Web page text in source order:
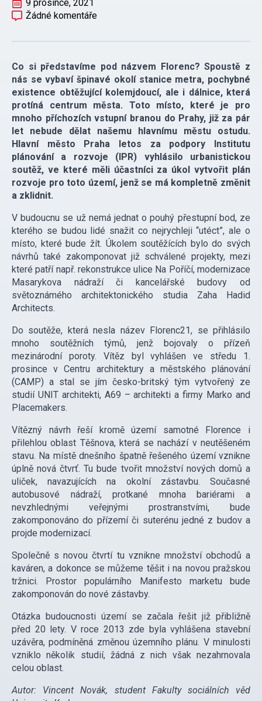
9 prosince, 2021
Žádné komentáře
Co si představíme pod názvem Florenc? Spoustě z
nás se vybaví špinavé okolí stanice metra, pochybné
existence obtěžující kolemjdoucí, ale i dálnice, která
protíná centrum města. Toto místo, které je pro
mnoho příchozích vstupní branou do Prahy, již za pár
let nebude dělat našemu hlavnímu městu ostudu.
Hlavní město Praha letos za podpory Institutu
plánování a rozvoje (IPR) vyhlásilo urbanistickou
soutěž, ve které měli účastníci za úkol vytvořit plán
rozvoje pro toto území, jenž se má kompletně změnit
a zklidnit.
V budoucnu se už nemá jednat o pouhý přestupní bod, ze
kterého se budou lidé snažit co nejrychleji “utéct”, ale o
místo, které bude žít. Úkolem soutěžících bylo do svých
návrhů také zakomponovat již schválené projekty, mezi
které patří např. rekonstrukce ulice Na Poříčí, modernizace
Masarykova nádraží či kancelářské budovy od
světoznámého architektonického studia Zaha Hadid
Architects.
Do soutěže, která nesla název Florenc21, se přihlásilo
mnoho soutěžních týmů, jenž bojovaly o přízeň
mezinárodní poroty. Vítěz byl vyhlášen ve středu 1.
prosince v Centru architektury a městského plánování
(CAMP) a stal se jím česko-britský tým vytvořený ze
studií UNIT architekti, A69 – architekti a firmy Marko and
Placemakers.
Vítězný návrh řeší kromě území samotné Florence i
přilehlou oblast Těšnova, která se nachází v neutěšeném
stavu. Na místě dnešního špatně řešeného území vznikne
úplně nová čtvrť. Tu bude tvořit množství nových domů a
uliček, navazujících na okolní zástavbu. Současné
autobusové nádraží, protkané mnoha bariérami a
nevzhlednými veřejnými prostranstvími, bude
zakomponováno do přízemí či suterénu jedné z budov a
projde modernizací.
Společně s novou čtvrtí tu vznikne množství obchodů a
kaváren, a dokonce se můžeme těšit i na novou pražskou
tržnici. Prostor populárního Manifesto marketu bude
zakomponován do nové zástavby.
Otázka budoucnosti území se začala řešit již přibližně
před 20 lety. V roce 2013 zde byla vyhlášena stavební
uzávěra, podmíněná změnou územního plánu. V minulosti
vzniklo několik studií, žádná z nich však nezahrnovala
celou oblast.
Autor: Vincent Novák, student Fakulty sociálních věd